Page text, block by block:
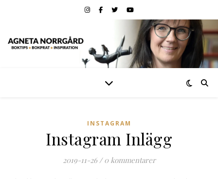
INSTAGRAM
Instagram Inlägg
2019-11-26 / 0 kommentarer